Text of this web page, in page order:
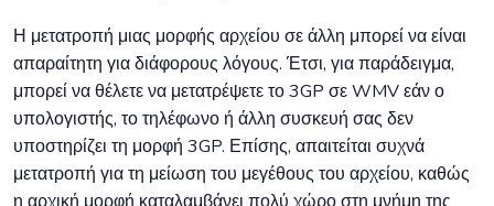
Η μετατροπή μιας μορφής αρχείου σε άλλη μπορεί να είναι
απαραίτητη για διάφορους λόγους. Έτσι, για παράδειγμα,
μπορεί να θέλετε να μετατρέψετε το 3GP σε WMV εάν ο
υπολογιστής, το τηλέφωνο ή άλλη συσκευή σας δεν
υποστηρίζει τη μορφή 3GP. Επίσης, απαιτείται συχνά
μετατροπή για τη μείωση του μεγέθους του αρχείου, καθώς